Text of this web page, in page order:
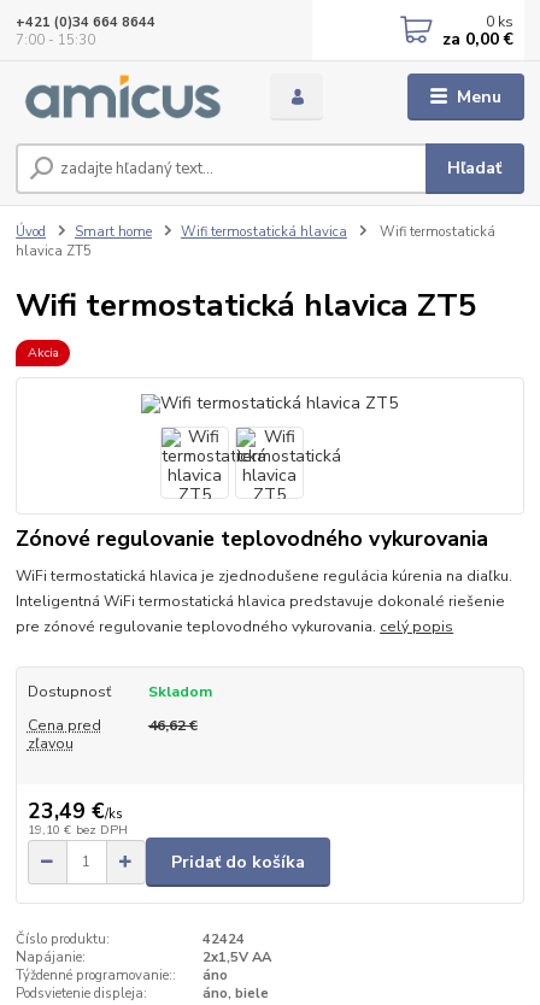
Menu
Hľadať
+421 (0)34 664 8644
7:00 - 15:30
0 ks
za 0,00 €
Úvod Smart home Wifi termostatická hlavica
Wifi termostatická
hlavica ZT5
Wifi termostatická hlavica ZT5
Akcia
Zónové regulovanie teplovodného vykurovania
WiFi termostatická hlavica je zjednodušene regulácia kúrenia na diaľku.
Inteligentná WiFi termostatická hlavica predstavuje dokonalé riešenie
pre zónové regulovanie teplovodného vykurovania. celý popis
Dostupnosť
Skladom
Cena pred
zľavou
46,62 €
23,49 €/ks
19,10 € bez DPH
Pridať do košíka
Číslo produktu:
42424
Napájanie:
2x1,5V AA
Týždenné programovanie::
áno
Podsvietenie displeja:
áno, biele